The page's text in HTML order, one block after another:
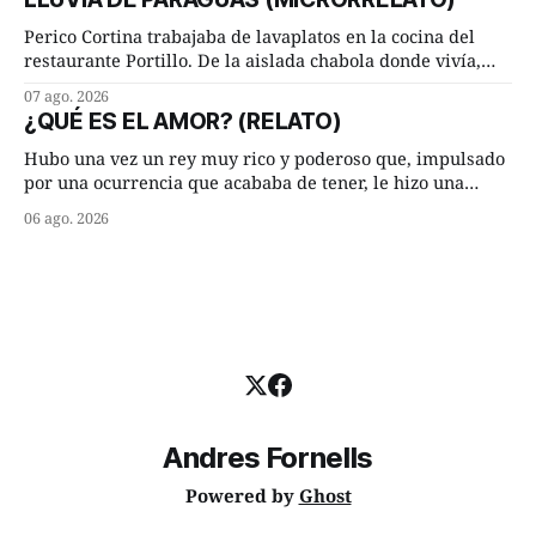
discrepancia en un deseo ineluctable por parte de ella.
Lucía Arriate quería que ellos
Perico Cortina trabajaba de lavaplatos en la cocina del
restaurante Portillo. De la aislada chabola donde vivía,
cuarto de hora andando a buen paso. Cierta noche,
terminada su jornada laboral caminaba él hacía su mísera
morada cundo comenzó a llover
07 ago. 2026
¿QUÉ ES EL AMOR? (RELATO)
Hubo una vez un rey muy rico y poderoso que, impulsado
por una ocurrencia que acababa de tener, le hizo una
Dime, hombre sabio, ¿qué es el amor según tú? Su
06 ago. 2026
Andres Fornells
Powered by Ghost